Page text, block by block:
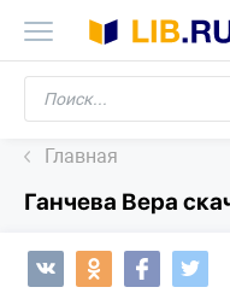
Главная
Ганчева Вера